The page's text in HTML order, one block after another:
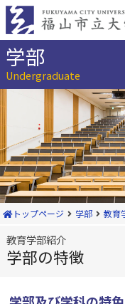
本
へ
動学部
Undergraduate
トップページ 学部 教育
教育学部紹介
学部の特徴